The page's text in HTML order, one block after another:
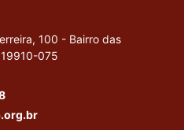
100 - Bairro das
075